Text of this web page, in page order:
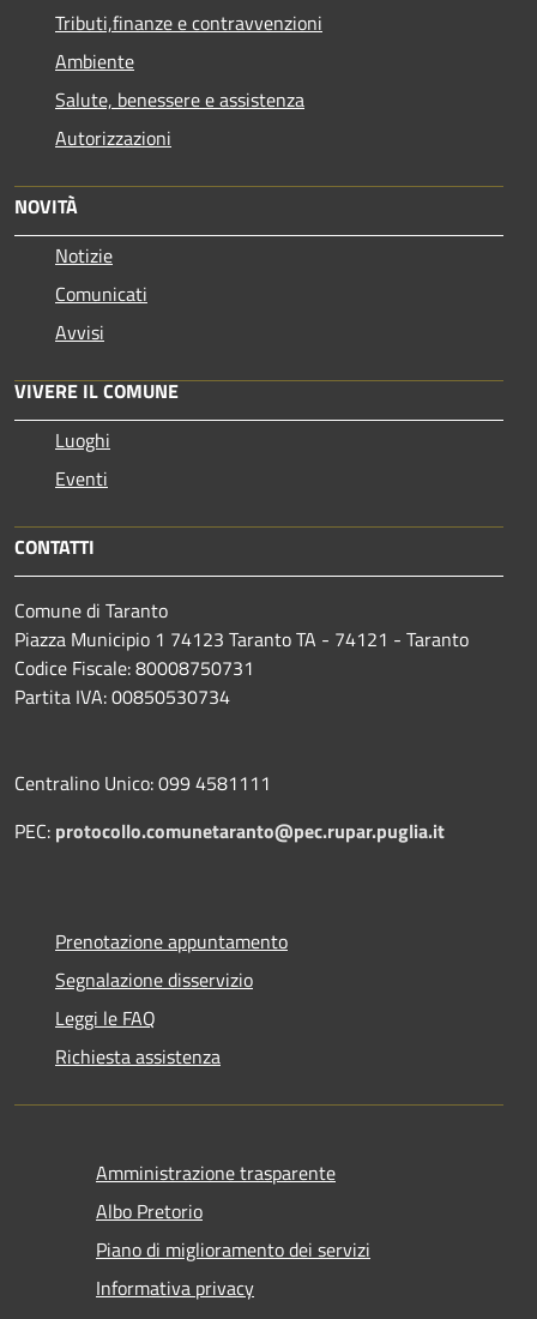
Tributi,finanze e contravvenzioni
Ambiente
Salute, benessere e assistenza
Autorizzazioni
NOVITÀ
Notizie
Comunicati
Avvisi
VIVERE IL COMUNE
Luoghi
Eventi
CONTATTI
Comune di Taranto
Piazza Municipio 1 74123 Taranto TA - 74121 - Taranto
Codice Fiscale: 80008750731
Partita IVA: 00850530734
Centralino Unico: 099 4581111
PEC: protocollo.comunetaranto@pec.rupar.puglia.it
Prenotazione appuntamento
Segnalazione disservizio
Leggi le FAQ
Richiesta assistenza
Amministrazione trasparente
Albo Pretorio
Piano di miglioramento dei servizi
Informativa privacy